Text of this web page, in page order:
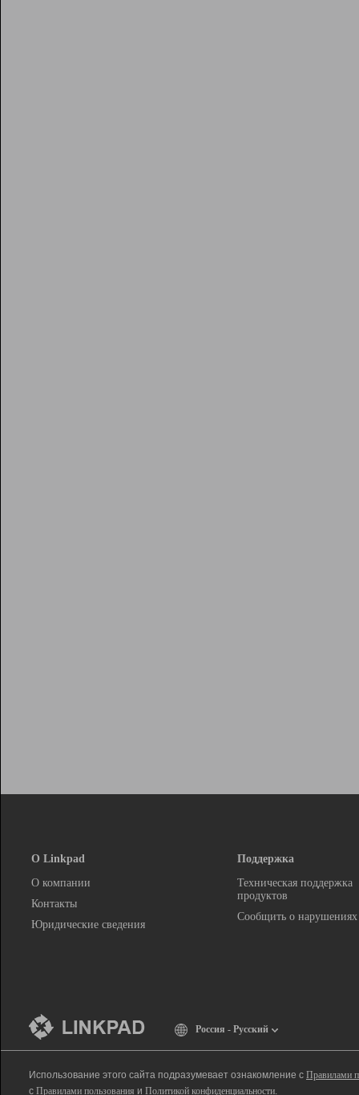
О Linkpad
О компании
Контакты
Юридические сведения
Поддержка
Техническая поддержка
продуктов
Сообщить о нарушениях
Россия - Русский
Использование этого сайта подразумевает ознакомление с Правилами
с Правилами пользования и Политикой конфиденциальности.